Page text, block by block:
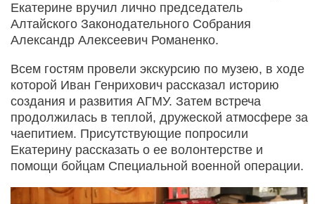
Екатерине вручил лично председатель
Алтайского Законодательного Собрания
Александр Алексеевич Романенко.
Всем гостям провели экскурсию по музею, в ходе
которой Иван Генрихович рассказал историю
создания и развития АГМУ. Затем встреча
продолжилась в теплой, дружеской атмосфере за
чаепитием. Присутствующие попросили
Екатерину рассказать о ее волонтерстве и
помощи бойцам Специальной военной операции.